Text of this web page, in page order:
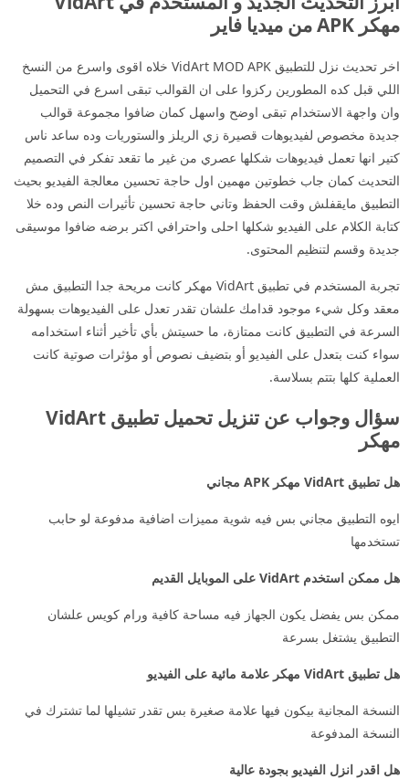
مهكر APK من ميديا فاير
اخر تحديث نزل للتطبيق VidArt MOD APK خلاه اقوى واسرع من النسخ
اللي قبل كده المطورين ركزوا على ان القوالب تبقى اسرع في التحميل
وان واجهة الاستخدام تبقى اوضح واسهل كمان ضافوا مجموعة قوالب
جديدة مخصوص لفيديوهات قصيرة زي الريلز والستوريات وده ساعد ناس
كتير انها تعمل فيديوهات شكلها عصري من غير ما تقعد تفكر في التصميم
التحديث كمان جاب خطوتين مهمين اول حاجة تحسين معالجة الفيديو بحيث
التطبيق مايقفلش وقت الحفظ وتاني حاجة تحسين تأثيرات النص وده خلا
كتابة الكلام على الفيديو شكلها احلى واحترافي اكتر برضه ضافوا موسيقى
جديدة وقسم لتنظيم المحتوى.
تجربة المستخدم في تطبيق VidArt مهكر كانت مريحة جدا التطبيق مش
معقد وكل شيء موجود قدامك علشان تقدر تعدل على الفيديوهات بسهولة
السرعة في التطبيق كانت ممتازة، ما حسيتش بأي تأخير أثناء استخدامه
سواء كنت بتعدل على الفيديو أو بتضيف نصوص أو مؤثرات صوتية كانت
العملية كلها بتتم بسلاسة.
سؤال وجواب عن تنزيل تحميل تطبيق VidArt
مهكر
هل تطبيق VidArt مهكر APK مجاني
ايوه التطبيق مجاني بس فيه شوية مميزات اضافية مدفوعة لو حابب
تستخدمها
هل ممكن استخدم VidArt على الموبايل القديم
ممكن بس يفضل يكون الجهاز فيه مساحة كافية ورام كويس علشان
التطبيق يشتغل بسرعة
هل تطبيق VidArt مهكر علامة مائية على الفيديو
النسخة المجانية بيكون فيها علامة صغيرة بس تقدر تشيلها لما تشترك في
النسخة المدفوعة
هل اقدر انزل الفيديو بجودة عالية